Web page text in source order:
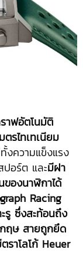
าฟอัตโนมัติ
รไทเทเนียม
งความแข็งแรง
ปอร์ต และมีฝา
ของนาฬิกาได้
Racing
รู ซึ่งสะท้อนถึง
กฤษ สายถูกยึด
าโลโก้ Heuer